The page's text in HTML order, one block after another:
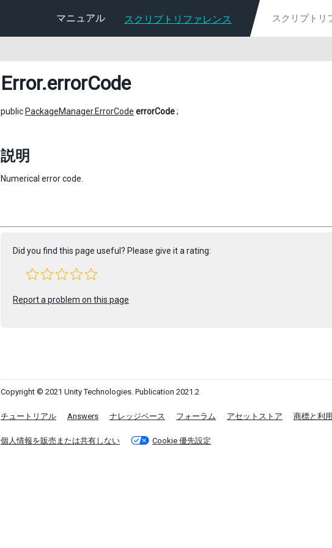
マニュアル スクリプトリファレンス
Error.errorCode
public PackageManager.ErrorCode errorCode;
説明
Numerical error code.
Did you find this page useful? Please give it a rating:
Report a problem on this page
Copyright © 2021 Unity Technologies. Publication 2021.2
チュートリアル Answers ナレッジベース フォーラム アセットストア 商標と利
個人情報を販売または共有しない Cookie 優先設定